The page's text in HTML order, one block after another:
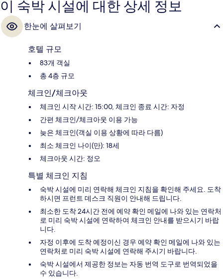
이 숙박 시설에 대한 상세 정보
한눈에 살펴보기
호텔 규모
83개 객실
총 4층 규모
체크인/체크아웃
체크인 시작 시간: 15:00, 체크인 종료 시간: 자정
간편 체크인/체크아웃 이용 가능
늦은 체크인(객실 이용 상황에 따라 다름)
최소 체크인 나이(만): 18세
체크아웃 시간: 정오
특별 체크인 지침
숙박 시설에 미리 연락해 체크인 지침을 확인해 주세요. 도착
하시면 프런트 데스크 직원이 안내해 드립니다.
최소한 도착 24시간 전에 예약 확인 메일에 나와 있는 연락처
로 미리 숙박 시설에 연락하여 체크인 안내를 받으시기 바랍
니다.
자정 이후에 도착 예정이신 경우 예약 확인 메일에 나와 있는
연락처로 미리 숙박 시설에 연락해 주시기 바랍니다.
숙박 시설에서 제공한 정보는 자동 번역 도구로 번역되었을
수 있습니다.